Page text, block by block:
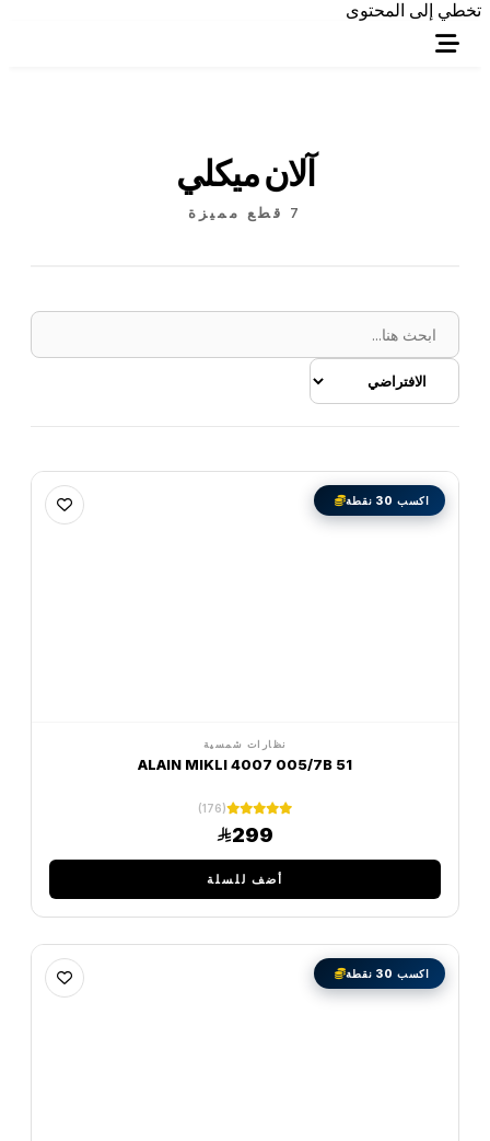
تخطي إلى المحتوى
آلان ميكلي
7 قطع مميزة
اكسب 30 نقطة
نظارات شمسية
ALAIN MIKLI 4007 005/7B 51
(176)
299
أضف للسلة
اكسب 30 نقطة